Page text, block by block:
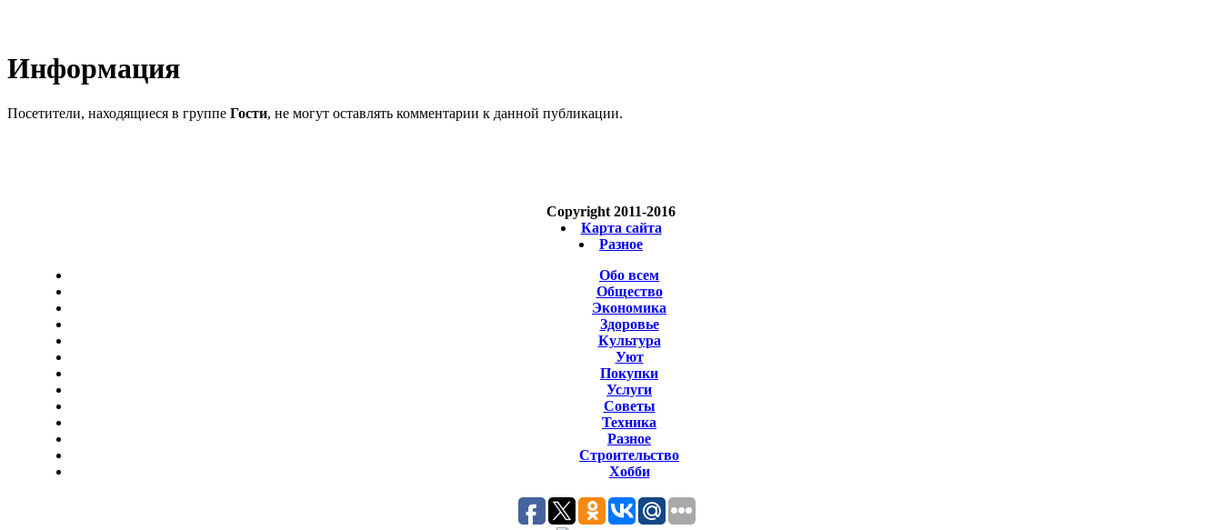
Информация
Посетители, находящиеся в группе Гости, не могут оставлять комментарии к данной публикации.
Copyright 2011-2016
Карта сайта
Разное
Обо всем
Общество
Экономика
Здоровье
Культура
Уют
Покупки
Услуги
Советы
Техника
Разное
Строительство
Хобби